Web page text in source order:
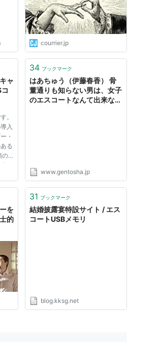
courrier.jp
ャ
。
入
・
る
の
に
き
34 ブックマーク
はあちゅう（伊藤春香） 骨
董通りも知らない男は、女子
のエスコートなんて出来ない
www.gentosha.jp
を
的
31 ブックマーク
結婚披露宴特設サイト / エス
コートUSBメモリ
blog.kksg.net